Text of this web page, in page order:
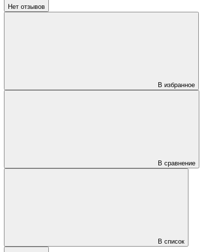
Нет отзывов
В избранное
В сравнение
В список